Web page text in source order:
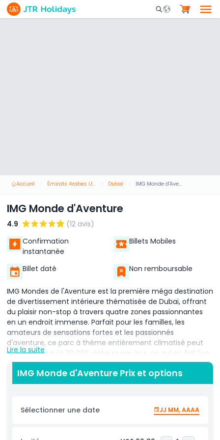
Mobile Search
Accueil Émirats Arabes Unis Dubaï IMG Monde d'Aventure
IMG Monde d'Aventure
4.9
(12 avis)
Confirmation
instantanée
Billets Mobiles
Billet daté Non remboursable
IMG Mondes de l'Aventure est la première méga destination
de divertissement intérieure thématisée de Dubaï, offrant
du plaisir non-stop à travers quatre zones passionnantes
en un endroit immense. Parfait pour les familles, les
amateurs de sensations fortes et les passionnés
d'aventure, ce parc à thème entièrement climatisé peut
accueillir jusqu'à 20 000 visiteurs par jour, ce qui en fait l'un
des plus grands parcs à thème couverts au monde. Situé
dans la Cité d'Arabie le long de la route Sheikh Mohammed
Bin Zayed, IMG Mondes de l'Aventure propose des manèges
attractions interactives basées sur certains des
personnages les plus appréciés au monde. Deux des quatre
divertissement mondial Cartoon Network et MARVEL, tandis
Lire la suite
IMG Monde d'Aventure Prix et options
Sélectionner une date JJ MM, AAAA